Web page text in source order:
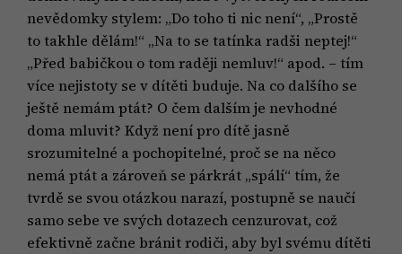
nevědomky stylem: „Do toho ti nic není“, „Prostě
to takhle dělám!“ „Na to se tatínka radši neptej!“
„Před babičkou o tom raději nemluv!“ apod. – tím
více nejistoty se v dítěti buduje. Na co dalšího se
ještě nemám ptát? O čem dalším je nevhodné
doma mluvit? Když není pro dítě jasně
srozumitelné a pochopitelné, proč se na něco
nemá ptát a zároveň se párkrát „spálí“ tím, že
tvrdě se svou otázkou narazí, postupně se naučí
samo sebe ve svých dotazech cenzurovat, což
efektivně začne bránit rodiči, aby byl svému dítěti